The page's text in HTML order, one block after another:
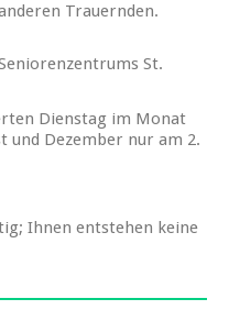
Trauernden.
St.
Dienstag im Monat
und Dezember nur am 2.
Ihnen entstehen keine